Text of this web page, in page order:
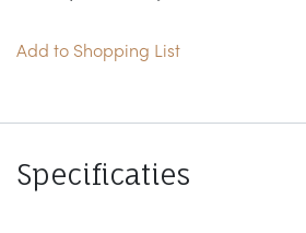
Add to Shopping List
Specificaties